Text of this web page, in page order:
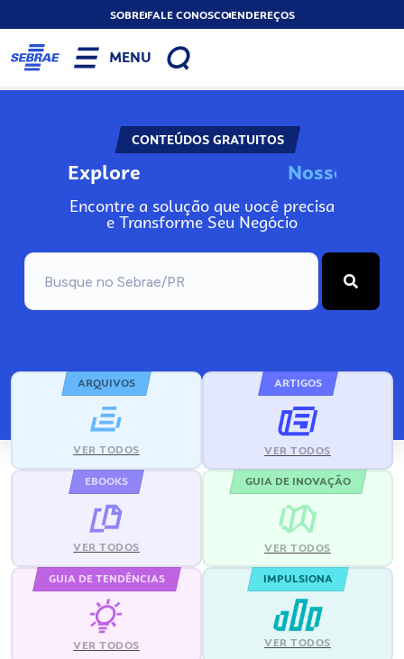
SOBREFALE CONOSCOENDEREÇOS
MENU
CONTEÚDOS GRATUITOS
Explore Noss
Encontre a solução que você precisa
e Transforme Seu Negócio
ARQUIVOS
VER TODOS
ARTIGOS
VER TODOS
EBOOKS
VER TODOS
GUIA DE INOVAÇÃO
VER TODOS
GUIA DE TENDÊNCIAS
VER TODOS
IMPULSIONA
VER TODOS